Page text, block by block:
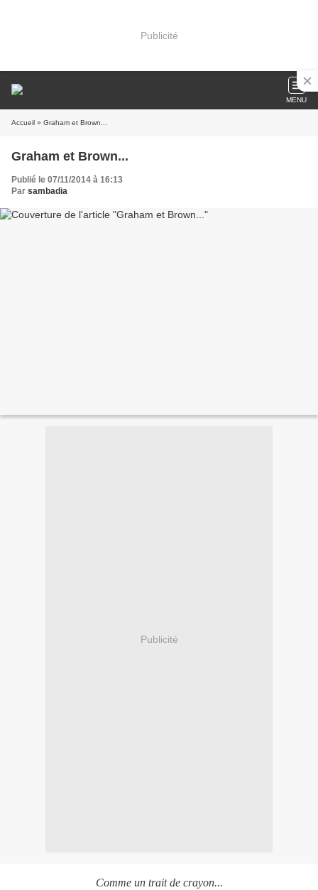
Publicité
MENU
Accueil » Graham et Brown...
Graham et Brown...
Publié le 07/11/2014 à 16:13
Par sambadia
Publicité
Comme un trait de crayon...